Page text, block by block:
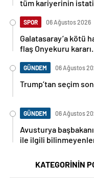
tüm kariyerinin
SPOR 06 Ağustos 2026
Galatasaray’a kötü
flaş Onyekuru kararı.
GÜNDEM 06 Ağustos
Trump’tan seçim
GÜNDEM 06 Ağustos
Avusturya
ile ilgili
KATEGORİNİN